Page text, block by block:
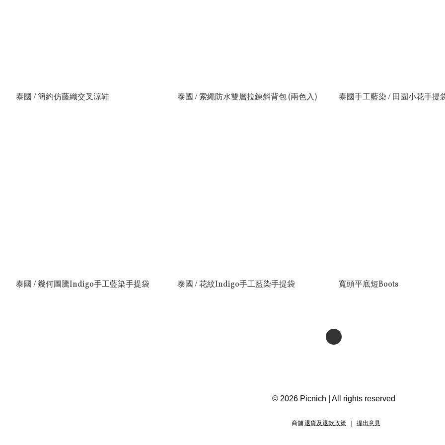
泰國 / 簡約仿藤織交叉涼鞋 泰國 / 索繩防水雙層拉鍊斜背包 (兩色入) 泰國手工藍染 / 田園小花手提
泰國 / 幾何圖騰Indigo手工藍染手提袋 泰國 / 花紋Indigo手工藍染手提袋 寬頭平底短Boots
© 2026 Picnich | All rights reserved
商舖退貨及退款政策 提出意見